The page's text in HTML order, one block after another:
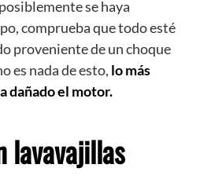
se haya
comprueba que todo esté
proveniente de un choque
es nada de esto, lo más
dañado el motor.
lavavajillas